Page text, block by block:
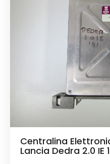
Centralina
Lancia Dedra 2.0 IE